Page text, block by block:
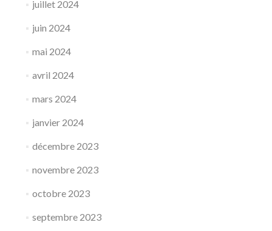
juillet 2024
juin 2024
mai 2024
avril 2024
mars 2024
janvier 2024
décembre 2023
novembre 2023
octobre 2023
septembre 2023